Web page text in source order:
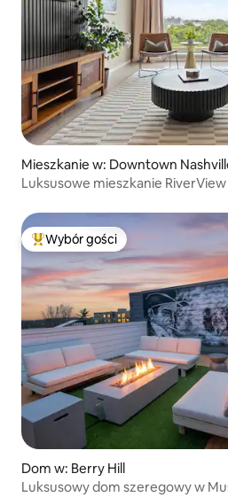
Mieszkanie w: Downtown
Luksusowe mieszkanie
Najpopularniejsze z kategorii
Wybór gości
Dom w: Berry Hill
Luksusowy dom szeregowy w